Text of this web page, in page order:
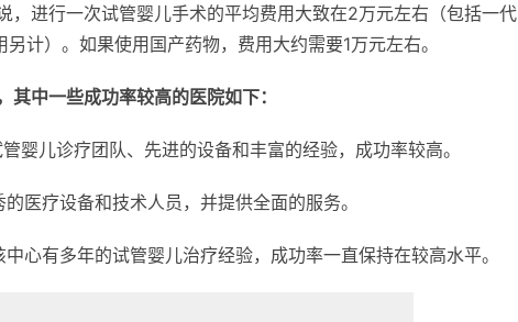
，进行一次试管婴儿手术的平均费用大致在2万元左右（包括一代
计）。如果使用国产药物，费用大约需要1万元左右。
中一些成功率较高的医院如下：
婴儿诊疗团队、先进的设备和丰富的经验，成功率较高。
医疗设备和技术人员，并提供全面的服务。
心有多年的试管婴儿治疗经验，成功率一直保持在较高水平。